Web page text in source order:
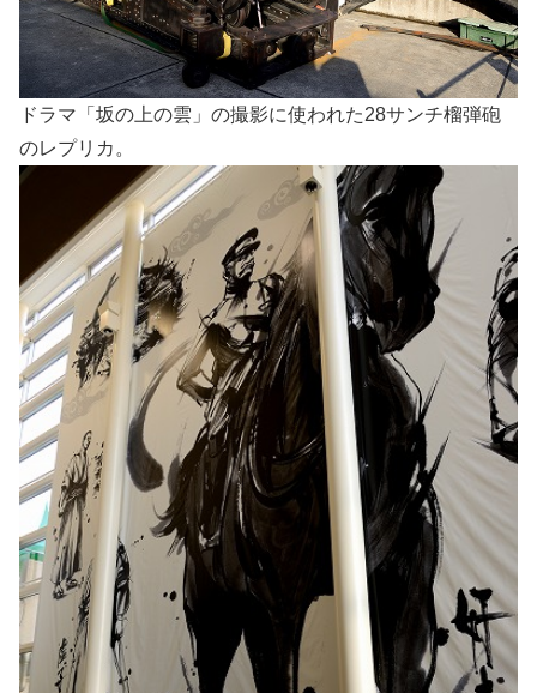
ドラマ「坂の上の雲」の撮影に使われた28サンチ榴弾砲
のレプリカ。